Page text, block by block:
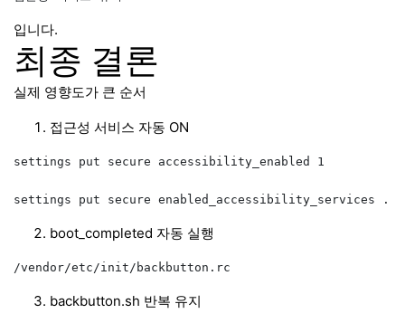
입니다.
최종 결론
실제 영향도가 큰 순서
접근성 서비스 자동 ON
settings put secure accessibility_enabled 1
boot_completed 자동 실행
backbutton.sh 반복 유지